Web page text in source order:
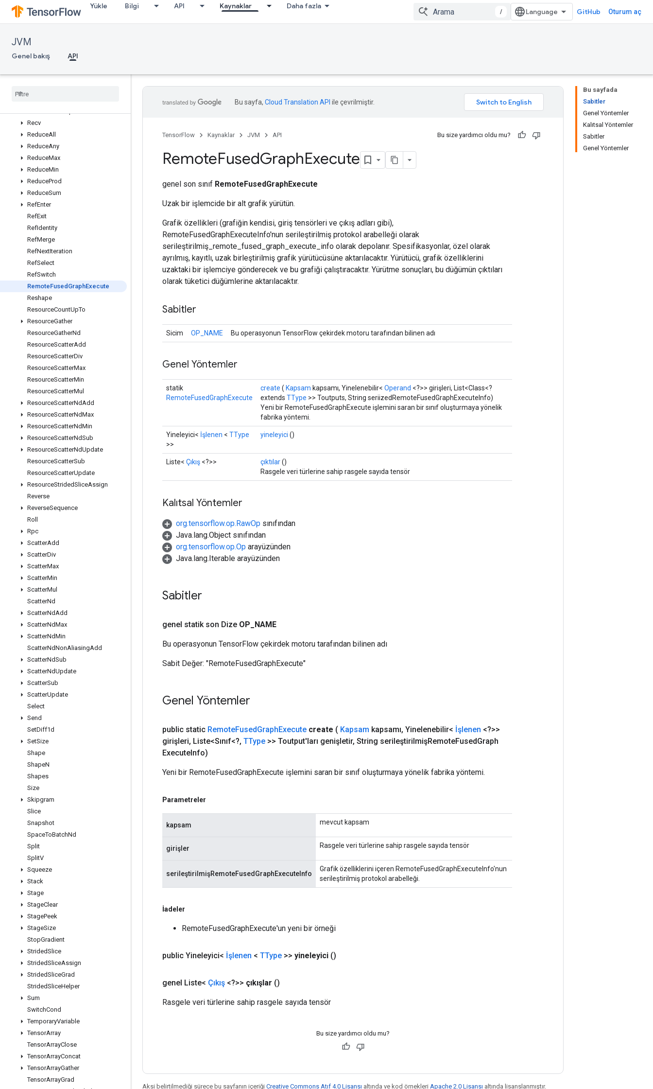
Yükle Bilgi API Kaynaklar Daha fazla
/ GitHub Oturum aç
JVM
Genel bakış API
ParallelConcat
ParallelDynamicStitch
PlaceholderWithDefault
Print
QuantizedReshape
Recv
ReduceAll
ReduceAny
ReduceMax
ReduceMin
ReduceProd
ReduceSum
RefEnter
RefExit
RefIdentity
RefMerge
RefNextIteration
RefSelect
RefSwitch
RemoteFused GraphExecute
Reshape
ResourceCountUpTo
ResourceGather
ResourceGatherNd
ResourceScatterAdd
ResourceScatterDiv
ResourceScatterMax
ResourceScatterMin
ResourceScatterMul
ResourceScatterNdAdd
ResourceScatterNdMax
ResourceScatterNdMin
ResourceScatterNdSub
ResourceScatterNdUpdate
ResourceScatterSub
ResourceScatterUpdate
ResourceStridedSliceAssign
Reverse
ReverseSequence
Roll
Rpc
ScatterAdd
ScatterDiv
ScatterMax
ScatterMin
ScatterMul
ScatterNd
ScatterNdAdd
ScatterNdMax
ScatterNdMin
ScatterNdNonAliasingAdd
ScatterNdSub
ScatterNdUpdate
ScatterSub
ScatterUpdate
Select
Send
SetDiff1d
SetSize
Shape
ShapeN
Shapes
Size
Skipgram
Slice
Snapshot
SpaceToBatchNd
Split
SplitV
Squeeze
Stack
Stage
StageClear
StagePeek
StageSize
StopGradient
StridedSlice
StridedSliceAssign
StridedSliceGrad
StridedSliceHelper
Sum
SwitchCond
TemporaryVariable
TensorArray
TensorArrayClose
TensorArrayConcat
TensorArrayGather
TensorArrayGrad
Bu sayfada
Sabitler
Genel Yöntemler
Kalıtsal Yöntemler
Sabitler
Genel Yöntemler
Bu sayfa, Cloud Translation API ile çevrilmiştir.
TensorFlow Kaynaklar JVM API Bu size yardımcı oldu mu?
RemoteFusedGraphExecute
genel son sınıf RemoteFusedGraphExecute
Uzak bir işlemcide bir alt grafik yürütün.
Grafik özellikleri (grafiğin kendisi, giriş tensörleri ve çıkış adları gibi),
RemoteFusedGraphExecuteInfo'nun serileştirilmiş protokol arabelleği olarak
serileştirilmiş_remote_fused_graph_execute_info olarak depolanır. Spesifikasyonlar, özel olarak
ayrılmış, kayıtlı, uzak birleştirilmiş grafik yürütücüsüne aktarılacaktır. Yürütücü, grafik özelliklerini
uzaktaki bir işlemciye gönderecek ve bu grafiği çalıştıracaktır. Yürütme sonuçları, bu düğümün çıktıları
olarak tüketici düğümlerine aktarılacaktır.
Sabitler
Sicim OP_NAME Bu operasyonun TensorFlow çekirdek motoru tarafından bilinen adı
Genel Yöntemler
statik
RemoteFusedGraphExecute
create ( Kapsam kapsamı, Yinelenebilir< Operand <?>> girişleri, List<Class<?
extends TType >> Toutputs, String seriizedRemoteFusedGraphExecuteInfo)
Yeni bir RemoteFusedGraphExecute işlemini saran bir sınıf oluşturmaya yönelik
fabrika yöntemi.
Yineleyici< İşlenen < TType
>>
yineleyici ()
Liste< Çıkış <?>> çıktılar()
Rasgele veri türlerine sahip rasgele sayıda tensör
Kalıtsal Yöntemler
org.tensorflow.op.RawOp sınıfından
Java.lang.Object sınıfından
org.tensorflow.op.Op arayüzünden
Java.lang.Iterable arayüzünden
Sabitler
genel statik son Dize OP NAME
Bu operasyonun TensorFlow çekirdek motoru tarafından bilinen adı
Sabit Değer: "RemoteFusedGraphExecute"
Genel Yöntemler
public static RemoteFusedGraphExecute create ( Kapsam kapsamı, Yinelenebilir< İşlenen <?>>
girişleri, Liste<Sınıf<?, TType >> Toutput'ları genişletir, String serileştirilmişRemoteFusedGraph
ExecuteInfo)
Yeni bir RemoteFusedGraphExecute işlemini saran bir sınıf oluşturmaya yönelik fabrika yöntemi.
Parametreler
kapsam mevcut kapsam
girişler Rasgele veri türlerine sahip rasgele sayıda tensör
serileştirilmişRemoteFusedGraphExecuteInfo
Grafik özelliklerini içeren RemoteFusedGraphExecuteInfo'nun
serileştirilmiş protokol arabelleği.
İadeler
RemoteFusedGraphExecute'un yeni bir örneği
public Yineleyici< İşlenen < TType >> yineleyici ()
genel Liste< Çıkış <?>> çıkışlar ()
Rasgele veri türlerine sahip rasgele sayıda tensör
Bu size yardımcı oldu mu?
Aksi belirtilmediği sürece bu sayfanın içeriği Creative Commons Atıf 4.0 Lisansı altında ve kod örnekleri Apache 2.0 Lisansı altında lisanslanmıştır.